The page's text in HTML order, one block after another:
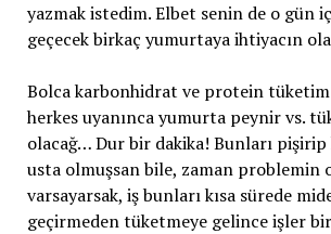
yazmak istedim. Elbet senin de o gün
geçecek birkaç yumurtaya ihtiyacın
Bolca karbonhidrat ve protein
herkes uyanınca yumurta peynir vs.
olacağ… Dur bir dakika! Bunları pişirip
usta olmuşsan bile, zaman problemin
varsayarsak, iş bunları kısa sürede
geçirmeden tüketmeye gelince işler